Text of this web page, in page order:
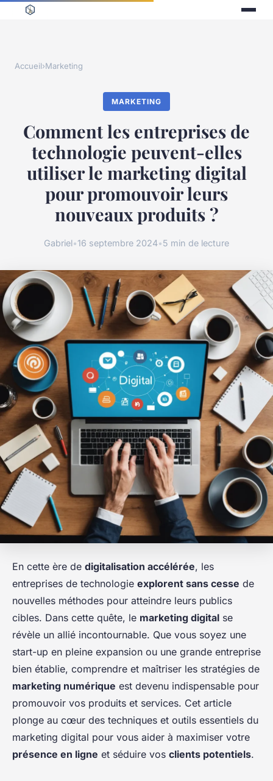
Accueil›Marketing
MARKETING
Comment les entreprises de
technologie peuvent-elles
utiliser le marketing digital
pour promouvoir leurs
nouveaux produits ?
Gabriel•16 septembre 2024•5 min de lecture
En cette ère de digitalisation accélérée, les
entreprises de technologie explorent sans cesse de
nouvelles méthodes pour atteindre leurs publics
cibles. Dans cette quête, le marketing digital se
révèle un allié incontournable. Que vous soyez une
start-up en pleine expansion ou une grande entreprise
bien établie, comprendre et maîtriser les stratégies de
marketing numérique est devenu indispensable pour
promouvoir vos produits et services. Cet article
plonge au cœur des techniques et outils essentiels du
marketing digital pour vous aider à maximiser votre
présence en ligne et séduire vos clients potentiels.